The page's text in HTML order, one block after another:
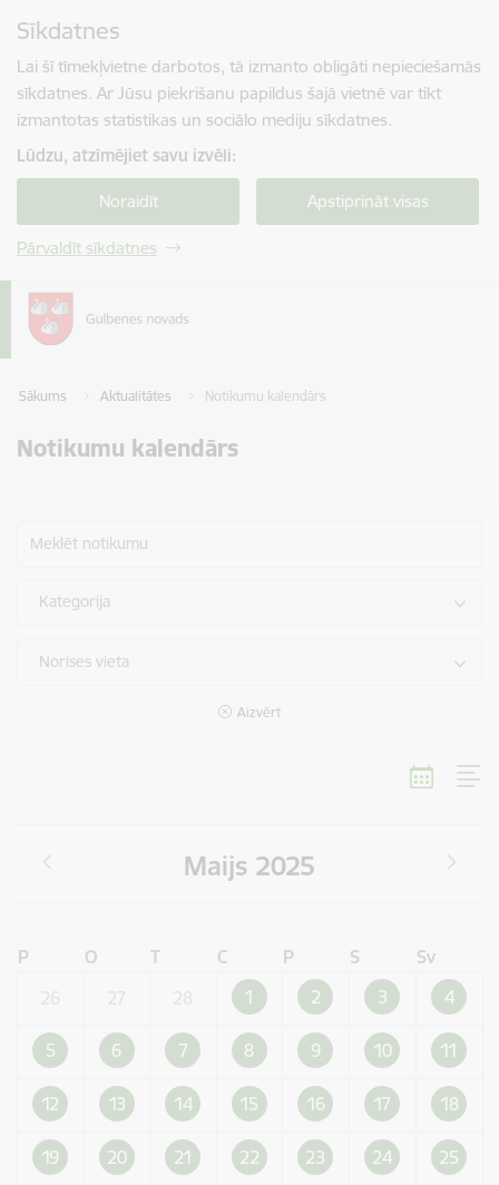
Sīkdatnes
Lai šī tīmekļvietne darbotos, tā izmanto obligāti nepieciešamās
sīkdatnes. Ar Jūsu piekrišanu papildus šajā vietnē var tikt
izmantotas statistikas un sociālo mediju sīkdatnes.
Lūdzu, atzīmējiet savu izvēli:
Noraidīt Apstiprināt visas
Pārvaldīt sīkdatnes
Sākums Aktualitātes Notikumu kalendārs
Notikumu kalendārs
Meklēt notikumu
Kategorija
Norises vieta
Aizvērt
Maijs 2025
P O T C P S
Sv
1 2 3 4
5 6 7 8 9 10 11
12 13 14 15 16 17 18
19 20 21 22 23 24 25